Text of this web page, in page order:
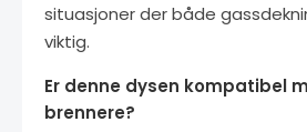
situasjoner der både
viktig.
Er denne dysen kompatibel
brennere?